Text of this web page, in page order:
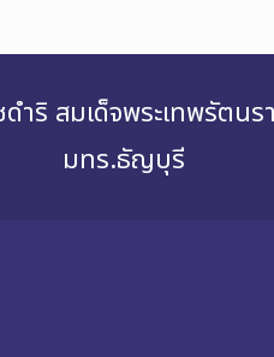
ริ สมเด็จพระเทพรัตน
มทร.ธัญบุรี